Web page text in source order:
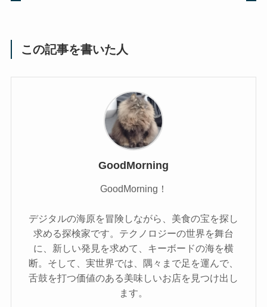
この記事を書いた人
GoodMorning
GoodMorning！
デジタルの海原を冒険しながら、美食の宝を探し
求める探検家です。テクノロジーの世界を舞台
に、新しい発見を求めて、キーボードの海を横
断。そして、実世界では、隅々まで足を運んで、
舌鼓を打つ価値のある美味しいお店を見つけ出し
ます。